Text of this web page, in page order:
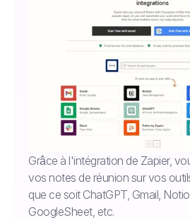
Grâce à l'intégration de Zapier,
vos notes de réunion sur vos
que ce soit ChatGPT, Gmail,
GoogleSheet, etc.